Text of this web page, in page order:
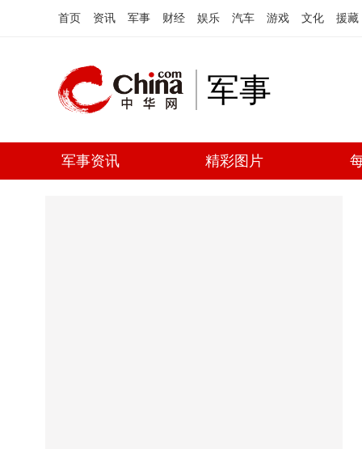
首页 资讯 军事 财经 娱乐 汽车 游戏 文化 援藏
军事
军事资讯 精彩图片